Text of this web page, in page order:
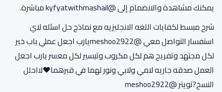
يمكنك مشاهدة والانضمام إلى @kyfyatwithmashail مباشرة.
شرح مبسط لكفايات اللغه الانجليزيه مع نماذج حل اسئله لاي
استفسار التواصل معي @meshoo2922يارب اجعل عملي باب خير
لكل مجتهد وتفريج هم لكل مكروب وتيسير لكل معسر يارب اجعل
العمل صدقه جاريه لامي ولابي ونور لهما في قبرهما❤️لااحلل
النسخ?تويتر @meshoo2922